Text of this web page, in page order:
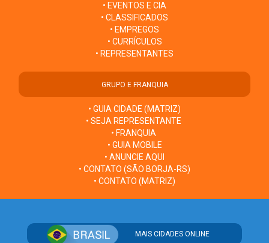
• EVENTOS E CIA
• CLASSIFICADOS
• EMPREGOS
• CURRÍCULOS
• REPRESENTANTES
GRUPO E FRANQUIA
• GUIA CIDADE (MATRIZ)
• SEJA REPRESENTANTE
• FRANQUIA
• GUIA MOBILE
• ANUNCIE AQUI
• CONTATO (SÃO BORJA-RS)
• CONTATO (MATRIZ)
MAIS CIDADES ONLINE